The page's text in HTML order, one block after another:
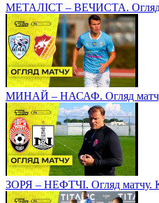
МЕТАЛІСТ – ВЕЧИСТА. Огляд
МИНАЙ – НАСАФ. Огляд
ЗОРЯ – НЕФТЧІ. Огляд матчу.